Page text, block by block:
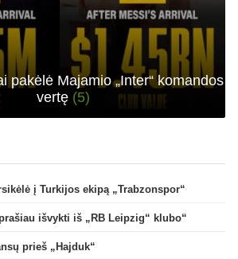
pakėlė Majamio „Inter“ komandos
vertę (5)
į Turkijos ekipą „Trabzonspor“
išvykti iš „RB Leipzig“ klubo“
prieš „Hajduk“